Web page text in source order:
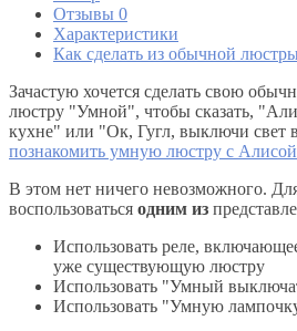
Отзывы 0
Характеристики
Как сделать из обычной
Зачастую хочется сделать свою
люстру "Умной", чтобы сказать,
кухне" или "Ок, Гугл, выключи свет
познакомить умную люстру с Алисой
В этом нет ничего невозможного.
воспользоваться одним из
Использовать реле,
уже существующую люстру
Использовать "Умный
Использовать "Умную